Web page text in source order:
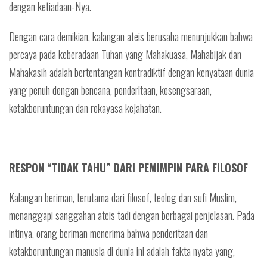
dengan ketiadaan-Nya.
Dengan cara demikian, kalangan ateis berusaha menunjukkan bahwa
percaya pada keberadaan Tuhan yang Mahakuasa, Mahabijak dan
Mahakasih adalah bertentangan kontradiktif dengan kenyataan dunia
yang penuh dengan bencana, penderitaan, kesengsaraan,
ketakberuntungan dan rekayasa kejahatan.
RESPON “TIDAK TAHU” DARI PEMIMPIN PARA FILOSOF
Kalangan beriman, terutama dari filosof, teolog dan sufi Muslim,
menanggapi sanggahan ateis tadi dengan berbagai penjelasan. Pada
intinya, orang beriman menerima bahwa penderitaan dan
ketakberuntungan manusia di dunia ini adalah fakta nyata yang,